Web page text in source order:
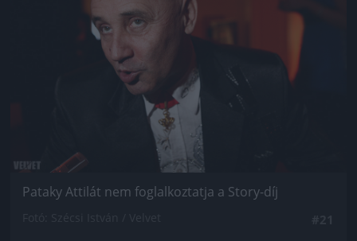
Pataky Attilát nem foglalkoztatja a Story-díj